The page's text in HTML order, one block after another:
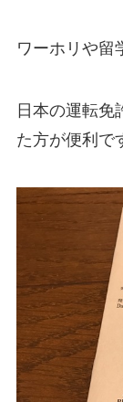
ワーホリや留
日本の運転免
た方が便利で